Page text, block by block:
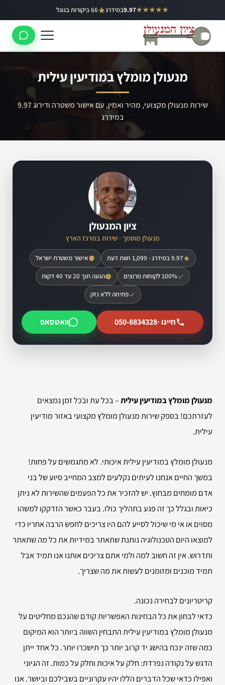
לתוכן
★★★★★
9.97במידרג 66 ביקורות בגוגל באר יעקב
ראשון לציון
לוד
רמלה
מנעולן מומלץ במודיעין עילית
שירות מנעולן מקצועי, מהיר ואמין, עם אישור משטרה ודירוג 9.97
במידרג
ציון המנעולן
מנעולן מוסמך · שירות במרכז הארץ
9.97 במידרג · 1,099 חוות דעת אישור משטרת ישראל
100% לקוחות מרוצים הגעה תוך 20 עד 40 דקות
פתיחה ללא נזק
חייגו ·050-8834328 וואטסאפ
מנעולן מומלץ במודיעין עילית– בכל עת ובכל זמן נמצאים
לעזרתכם! בספק שירות מנעולן מומלץ מקצועי באזור מודיעין
עילית.
מנעולן מומלץ במודיעין עילית איכותי. לא מתגמשים על פחות!
במשך החיים אנחנו לעיתים נקלעים למצב המחייב סיוע של בני
אדם מומחים מבחוץ. יש להזכיר את כל הפעמים שהשירות לא ניתן
כיאות ובגלל כך זה פגע בתהליך כולו. בעבר כאשר הזדקקו למשהו
מסוים או אי מי שיכול לסייע להם היו צריכים לחפש הרבה אחריו כדי
למוצאו היום הטכנולוגיה נותנת שתאתר במידיות את כל מה שתאתר
ותדרוש. אין זה חשוב למה ולמי אתם צריכים אותנו אנו תמיד אבל
תמיד מוכנים ומזומנים לעשות את מה שצריך.
קריטריונים לבחירה נכונה.
כדאי לבחון את כל הבחינות האפשריות קודם שהנכם מחליטים על
מנעולן מומלץ במודיעין עילית התבחין השווה ביותר הוא המיקום
כמה שזה ינכח בהישג יד קרוב יותר כך תישכרו יותר. כל אחד ייתן
הדגש על נקודה נפרדת: חלק על איכות וחלק על כמות. זה הגיוני
ואפילו כדאי שכל הדברים הללו יהיו עקרוניים בשבילכם וביושר. אנו